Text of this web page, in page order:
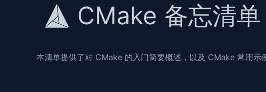
CMake 备忘清单
本清单提供了对 CMake 的入门简要概述，以及 CMake 常用示